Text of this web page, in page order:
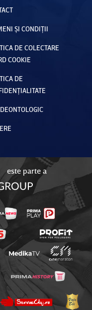
ȘI CONDIȚII
DE COLECTARE
COOKIE
DE
este parte a